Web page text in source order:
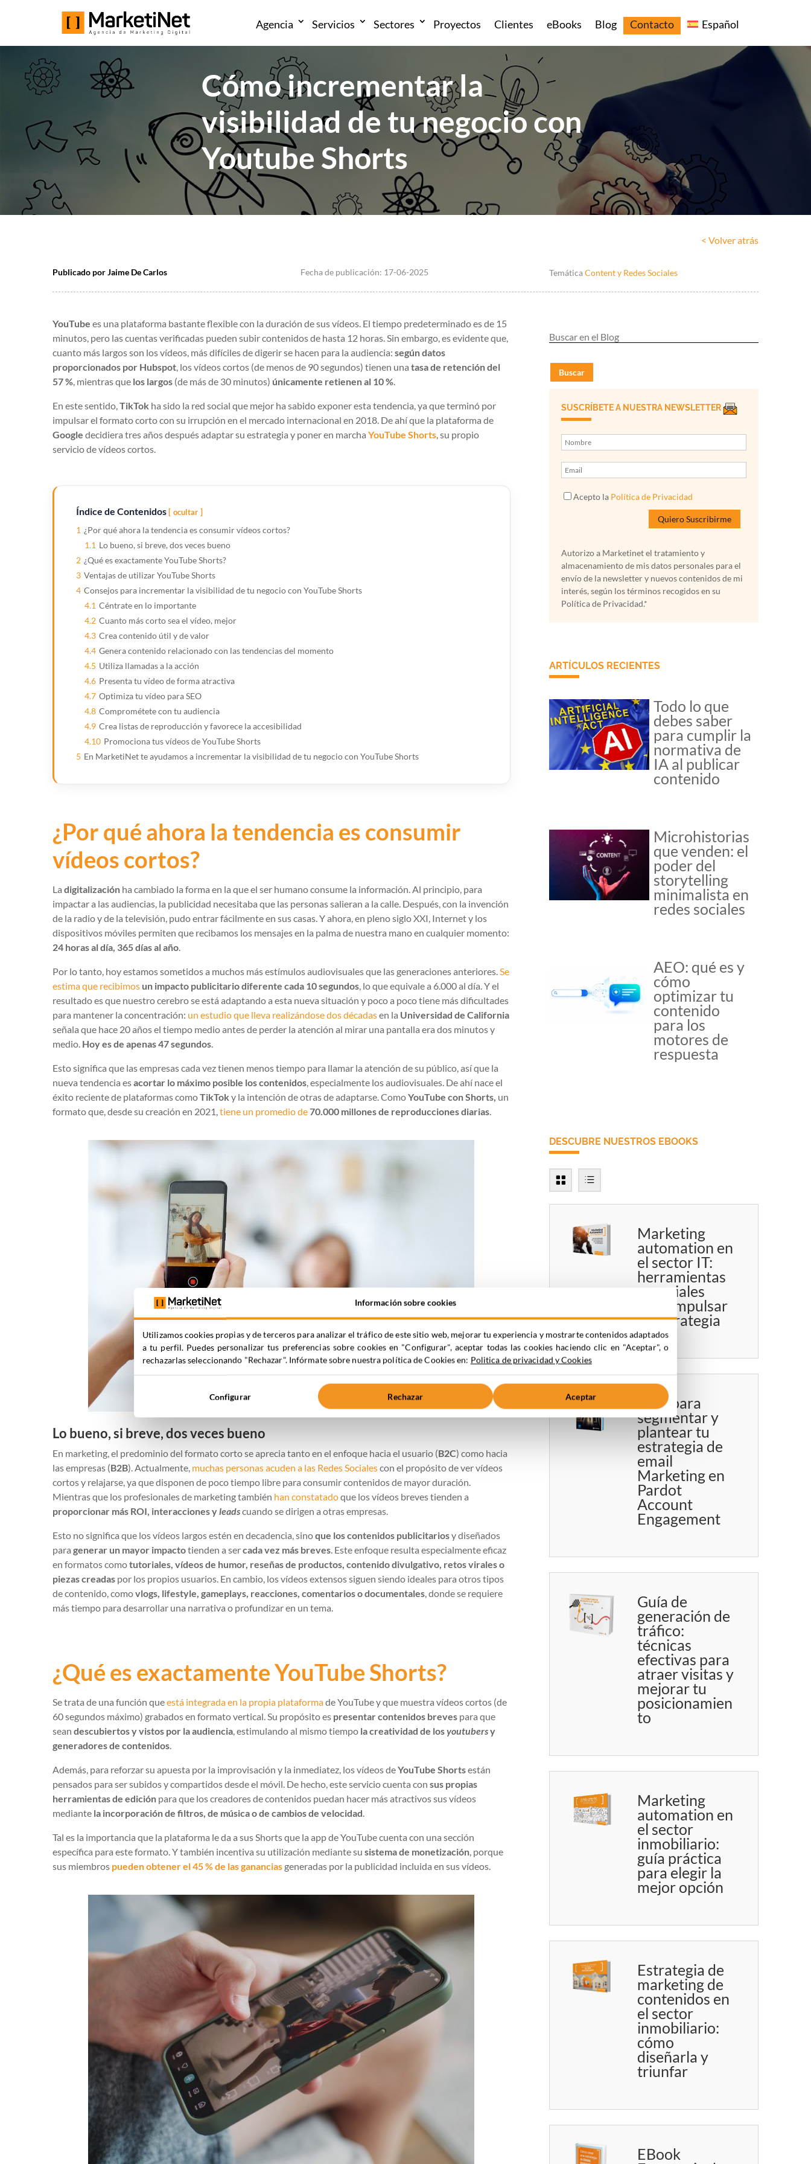
Agencia Servicios Sectores Proyectos Clientes eBooks Blog Contacto Español
Cómo incrementar la
visibilidad de tu negocio con
Youtube Shorts
< Volver atrás
Publicado porJaime De Carlos Fecha de publicación: 17-06-2025 TemáticaContent y Redes Sociales
YouTube es una plataforma bastante flexible con la duración de sus vídeos. El tiempo predeterminado es de 15
minutos, pero las cuentas verificadas pueden subir contenidos de hasta 12 horas. Sin embargo, es evidente que,
cuanto más largos son los vídeos, más difíciles de digerir se hacen para la audiencia: según datos
proporcionados por Hubspot, los vídeos cortos (de menos de 90 segundos) tienen una tasa de retención del
57 %, mientras que los largos (de más de 30 minutos) únicamente retienen al 10 %.
En este sentido,TikTok ha sido la red social que mejor ha sabido exponer esta tendencia, ya que terminó por
impulsar el formato corto con su irrupción en el mercado internacional en 2018. De ahí que la plataforma de
Google decidiera tres años después adaptar su estrategia y poner en marcha YouTube Shorts, su propio
servicio de vídeos cortos.
Índice de Contenidos ocultar
1 ¿Por qué ahora la tendencia es consumir vídeos cortos?
1.1 Lo bueno, si breve, dos veces bueno
2 ¿Qué es exactamente YouTube Shorts?
3 Ventajas de utilizar YouTube Shorts
4 Consejos para incrementar la visibilidad de tu negocio con YouTube Shorts
4.1 Céntrate en lo importante
4.2 Cuanto más corto sea el vídeo, mejor
4.3 Crea contenido útil y de valor
4.4 Genera contenido relacionado con las tendencias del momento
4.5 Utiliza llamadas a la acción
4.6 Presenta tu vídeo de forma atractiva
4.7 Optimiza tu vídeo para SEO
4.8 Comprométete con tu audiencia
4.9 Crea listas de reproducción y favorece la accesibilidad
4.10 Promociona tus vídeos de YouTube Shorts
5 En MarketiNet te ayudamos a incrementar la visibilidad de tu negocio con YouTube Shorts
¿Por qué ahora la tendencia es consumir
vídeos cortos?
La digitalización ha cambiado la forma en la que el ser humano consume la información. Al principio, para
impactar a las audiencias, la publicidad necesitaba que las personas salieran a la calle. Después, con la invención
de la radio y de la televisión, pudo entrar fácilmente en sus casas. Y ahora, en pleno siglo XXI, Internet y los
dispositivos móviles permiten que recibamos los mensajes en la palma de nuestra mano en cualquier momento:
24 horas al día, 365 días al año.
Por lo tanto, hoy estamos sometidos a muchos más estímulos audiovisuales que las generaciones anteriores.Se
estima que recibimos un impacto publicitario diferente cada 10 segundos, lo que equivale a 6.000 al día. Y el
resultado es que nuestro cerebro se está adaptando a esta nueva situación y poco a poco tiene más dificultades
para mantener la concentración: un estudio que lleva realizándose dos décadasen la Universidad de California
señala que hace 20 años el tiempo medio antes de perder la atención al mirar una pantalla era dos minutos y
medio. Hoy es de apenas 47 segundos.
Esto significa que las empresas cada vez tienen menos tiempo para llamar la atención de su público, así que la
nueva tendencia esacortar lo máximo posible los contenidos, especialmente los audiovisuales. De ahí nace el
éxito reciente de plataformas comoTikTok y la intención de otras de adaptarse. ComoYouTube con Shorts, un
formato que, desde su creación en 2021,tiene un promedio de70.000 millones de reproducciones diarias.
Lo bueno, si breve, dos veces bueno
En marketing, el predominio del formato corto se aprecia tanto en el enfoque hacia el usuario (B2C) como hacia
las empresas (B2B). Actualmente, muchas personas acuden a las Redes Socialescon el propósito de ver vídeos
cortos y relajarse, ya que disponen de poco tiempo libre para consumir contenidos de mayor duración.
Mientras que los profesionales de marketing también han constatadoque los vídeos breves tienden a
proporcionar más ROI, interacciones yleadscuando se dirigen a otras empresas.
Esto no significa que los vídeos largos estén en decadencia, sinoque los contenidos publicitariosy diseñados
para generar un mayor impactotienden a sercada vez más breves. Este enfoque resulta especialmente eficaz
en formatos comotutoriales, vídeos de humor, reseñas de productos, contenido divulgativo, retos virales o
piezas creadas por los propios usuarios. En cambio, los vídeos extensos siguen siendo ideales para otros tipos
de contenido, comovlogs, lifestyle, gameplays, reacciones, comentarios o documentales, donde se requiere
más tiempo para desarrollar una narrativa o profundizar en un tema.
¿Qué es exactamente YouTube Shorts?
Se trata de una función queestá integrada en la propia plataformade YouTube y que muestra vídeos cortos (de
60 segundos máximo) grabados en formato vertical. Su propósito es presentar contenidos breves para que
sean descubiertos y vistos por la audiencia, estimulando al mismo tiempo la creatividad de losyoutubersy
generadores de contenidos.
Además, para reforzar su apuesta por la improvisación y la inmediatez, los vídeos deYouTube Shortsestán
pensados para ser subidos y compartidos desde el móvil. De hecho, este servicio cuenta con sus propias
herramientas de edición para que los creadores de contenidos puedan hacer más atractivos sus vídeos
mediante la incorporación de filtros, de música o de cambios de velocidad.
Tal es la importancia que la plataforma le da a sus Shorts que la app de YouTube cuenta con una sección
específica para este formato. Y también incentiva su utilización mediante su sistema de monetización, porque
sus miembros pueden obtener el 45 % de las ganancias generadas por la publicidad incluida en sus vídeos.
Buscar
SUSCRÍBETE A NUESTRA NEWSLETTER
Acepto la Política de Privacidad
Autorizo a Marketinet el tratamiento y
almacenamiento de mis datos personales para el
envío de la newsletter y nuevos contenidos de mi
interés, según los términos recogidos en su
Política de Privacidad.*
ARTÍCULOS RECIENTES
Todo lo que
debes saber
para cumplir la
normativa de
IA al publicar
contenido
Microhistorias
que venden: el
poder del
storytelling
minimalista en
redes sociales
AEO: qué es y
cómo
optimizar tu
contenido
para los
motores de
respuesta
DESCUBRE NUESTROS EBOOKS
Marketing
automation en
el sector IT:
herramientas
esenciales
para impulsar
tu estrategia
Guía para
segmentar y
plantear tu
estrategia de
email
Marketing en
Pardot
Account
Engagement
Guía de
generación de
tráfico:
técnicas
efectivas para
atraer visitas y
mejorar tu
posicionamien
to
Marketing
automation en
el sector
inmobiliario:
guía práctica
para elegir la
mejor opción
Estrategia de
marketing de
contenidos en
el sector
inmobiliario:
cómo
diseñarla y
triunfar
EBook
Información sobre cookies
Utilizamos cookies propias y de terceros para analizar el tráfico de este sitio web, mejorar tu experiencia y mostrarte contenidos adaptados
a tu perfil. Puedes personalizar tus preferencias sobre cookies en "Configurar", aceptar todas las cookies haciendo clic en "Aceptar", o
rechazarlas seleccionando "Rechazar". Infórmate sobre nuestra política de Cookies en: Politica de privacidad y Cookies
Configurar Rechazar Aceptar